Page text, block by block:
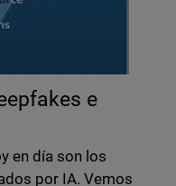
e
en día son los
por IA. Vemos